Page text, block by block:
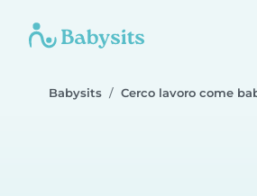
Babysits Cerco lavoro come